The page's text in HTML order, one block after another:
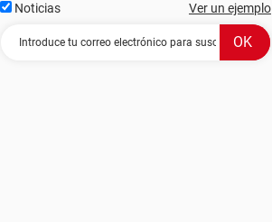
Noticias Ver un ejemplo